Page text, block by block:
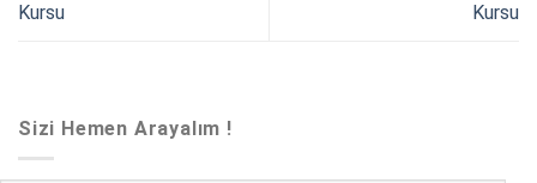
Kursu
Kursu
Sizi Hemen Arayalım !